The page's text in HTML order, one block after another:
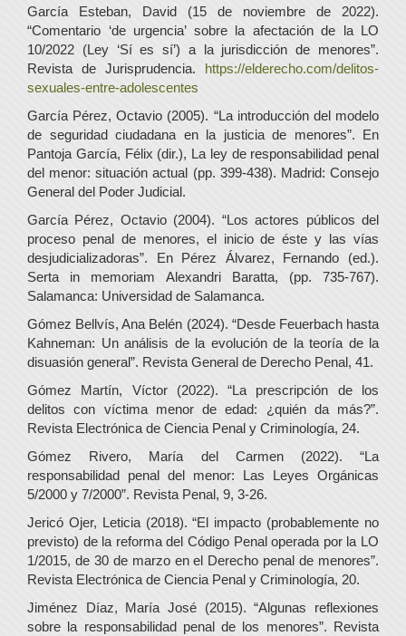
García Esteban, David (15 de noviembre de 2022).
“Comentario ‘de urgencia’ sobre la afectación de la LO
10/2022 (Ley ‘Sí es sí’) a la jurisdicción de menores”.
Revista de Jurisprudencia. https://elderecho.com/delitos-
sexuales-entre-adolescentes
García Pérez, Octavio (2005). “La introducción del modelo
de seguridad ciudadana en la justicia de menores”. En
Pantoja García, Félix (dir.), La ley de responsabilidad penal
del menor: situación actual (pp. 399-438). Madrid: Consejo
General del Poder Judicial.
García Pérez, Octavio (2004). “Los actores públicos del
proceso penal de menores, el inicio de éste y las vías
desjudicializadoras”. En Pérez Álvarez, Fernando (ed.).
Serta in memoriam Alexandri Baratta, (pp. 735-767).
Salamanca: Universidad de Salamanca.
Gómez Bellvís, Ana Belén (2024). “Desde Feuerbach hasta
Kahneman: Un análisis de la evolución de la teoría de la
disuasión general”. Revista General de Derecho Penal, 41.
Gómez Martín, Víctor (2022). “La prescripción de los
delitos con víctima menor de edad: ¿quién da más?”.
Revista Electrónica de Ciencia Penal y Criminología, 24.
Gómez Rivero, María del Carmen (2022). “La
responsabilidad penal del menor: Las Leyes Orgánicas
5/2000 y 7/2000”. Revista Penal, 9, 3-26.
Jericó Ojer, Leticia (2018). “El impacto (probablemente no
previsto) de la reforma del Código Penal operada por la LO
1/2015, de 30 de marzo en el Derecho penal de menores”.
Revista Electrónica de Ciencia Penal y Criminología, 20.
Jiménez Díaz, María José (2015). “Algunas reflexiones
sobre la responsabilidad penal de los menores”. Revista